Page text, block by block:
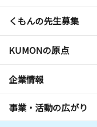
くもんの先生募集
KUMONの原点
企業情報
事業・活動の広がり